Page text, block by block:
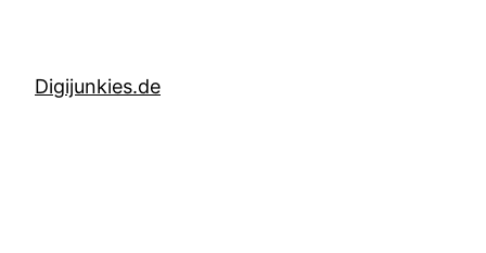
Digijunkies.de